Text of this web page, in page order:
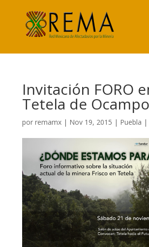
Invitación FORO
Tetela de Ocampo
por remamx| Nov 19, 2015 | Puebla |